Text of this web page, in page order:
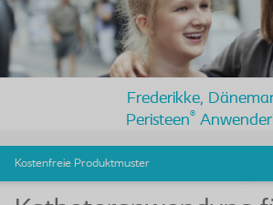
Frederikke,
Peristeen®
Kostenfreie Produktmuster